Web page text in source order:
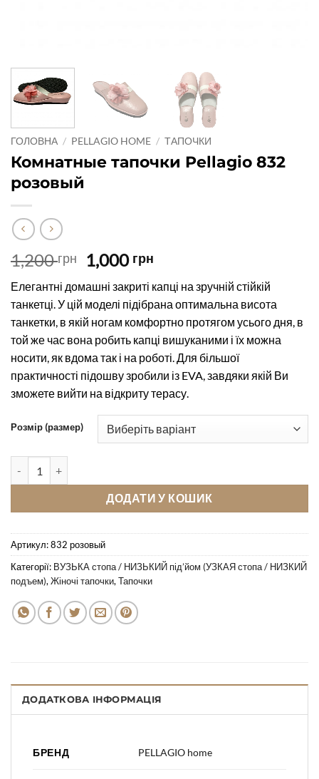
ГОЛОВНА / PELLAGIO HOME / ТАПОЧКИ
Комнатные тапочки Pellagio 832
розовый
1,200грн
Оригінальна
ціна:
1,200 грн.
1,000 грн
1,000 грн.
Елегантні домашні закриті капці на зручній стійкій
танкетці. У цій моделі підібрана оптимальна висота
танкетки, в якій ногам комфортно протягом усього дня, в
той же час вона робить капці вишуканими і їх можна
носити, як вдома так і на роботі. Для більшої
практичності підошву зробили із EVA, завдяки якій Ви
зможете вийти на відкриту терасу.
Розмір (размер)
ДОДАТИ У КОШИК
Артикул:832 розовый
Категорії: ВУЗЬКА стопа / НИЗЬКИЙ під’йом (УЗКАЯ стопа / НИЗКИЙ
подъем),Жіночі тапочки,Тапочки
ДОДАТКОВА ІНФОРМАЦІЯ
БРЕНД PELLAGIO home